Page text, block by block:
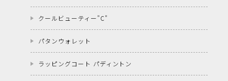
クールビューティー"C"
パタンウォレット
ラッピングコート パディントン